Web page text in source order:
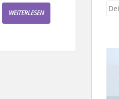
WEITERLESEN